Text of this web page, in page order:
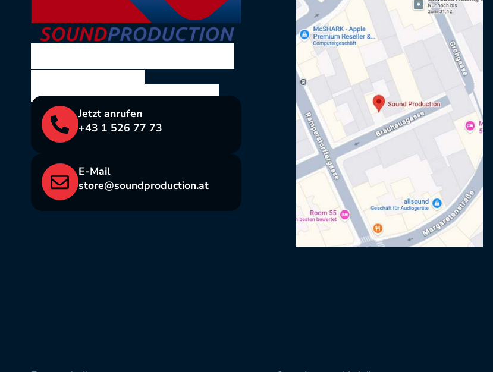
Bräuhausgasse 10, 1050 Wien
Jetzt anrufen
+43 1 526 77 73
E-Mail
store@soundproduction.at